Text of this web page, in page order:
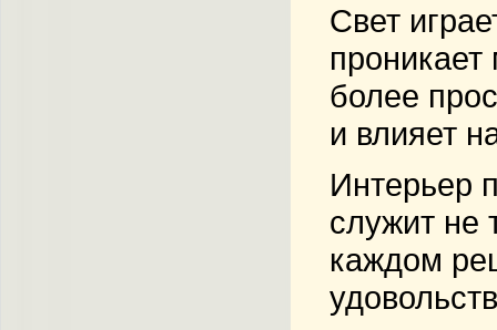
Свет
более
и влияет
Интерьер
служит не
каждом